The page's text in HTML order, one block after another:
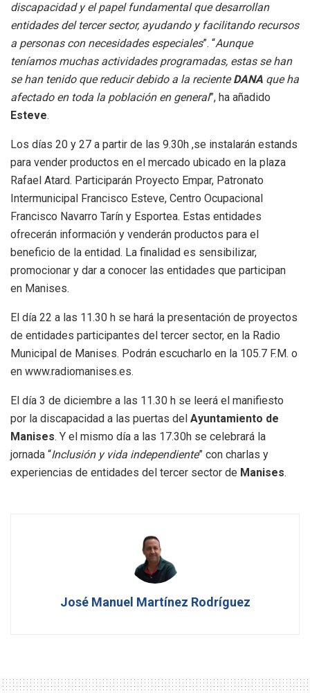
discapacidad y el papel fundamental que desarrollan
entidades del tercer sector, ayudando y facilitando recursos
a personas con necesidades especiales”. “Aunque
teníamos muchas actividades programadas, estas se han
se han tenido que reducir debido a la recienteDANA que ha
afectado en toda la población en general”, ha añadido
Esteve.
Los días 20 y 27 a partir de las 9.30h ,se instalarán estands
para vender productos en el mercado ubicado en la plaza
Rafael Atard. Participarán Proyecto Empar, Patronato
Intermunicipal Francisco Esteve, Centro Ocupacional
Francisco Navarro Tarín y Esportea. Estas entidades
ofrecerán información y venderán productos para el
beneficio de la entidad. La finalidad es sensibilizar,
promocionar y dar a conocer las entidades que participan
en Manises.
El día 22 a las 11.30 h se hará la presentación de proyectos
de entidades participantes del tercer sector, en la Radio
Municipal de Manises. Podrán escucharlo en la 105.7 F.M. o
en www.radiomanises.es.
El día 3 de diciembre a las 11.30 h se leerá el manifiesto
por la discapacidad a las puertas del Ayuntamiento de
Manises. Y el mismo día a las 17.30h se celebrará la
jornada “Inclusión y vida independiente” con charlas y
experiencias de entidades del tercer sector de Manises.
José Manuel Martínez Rodríguez